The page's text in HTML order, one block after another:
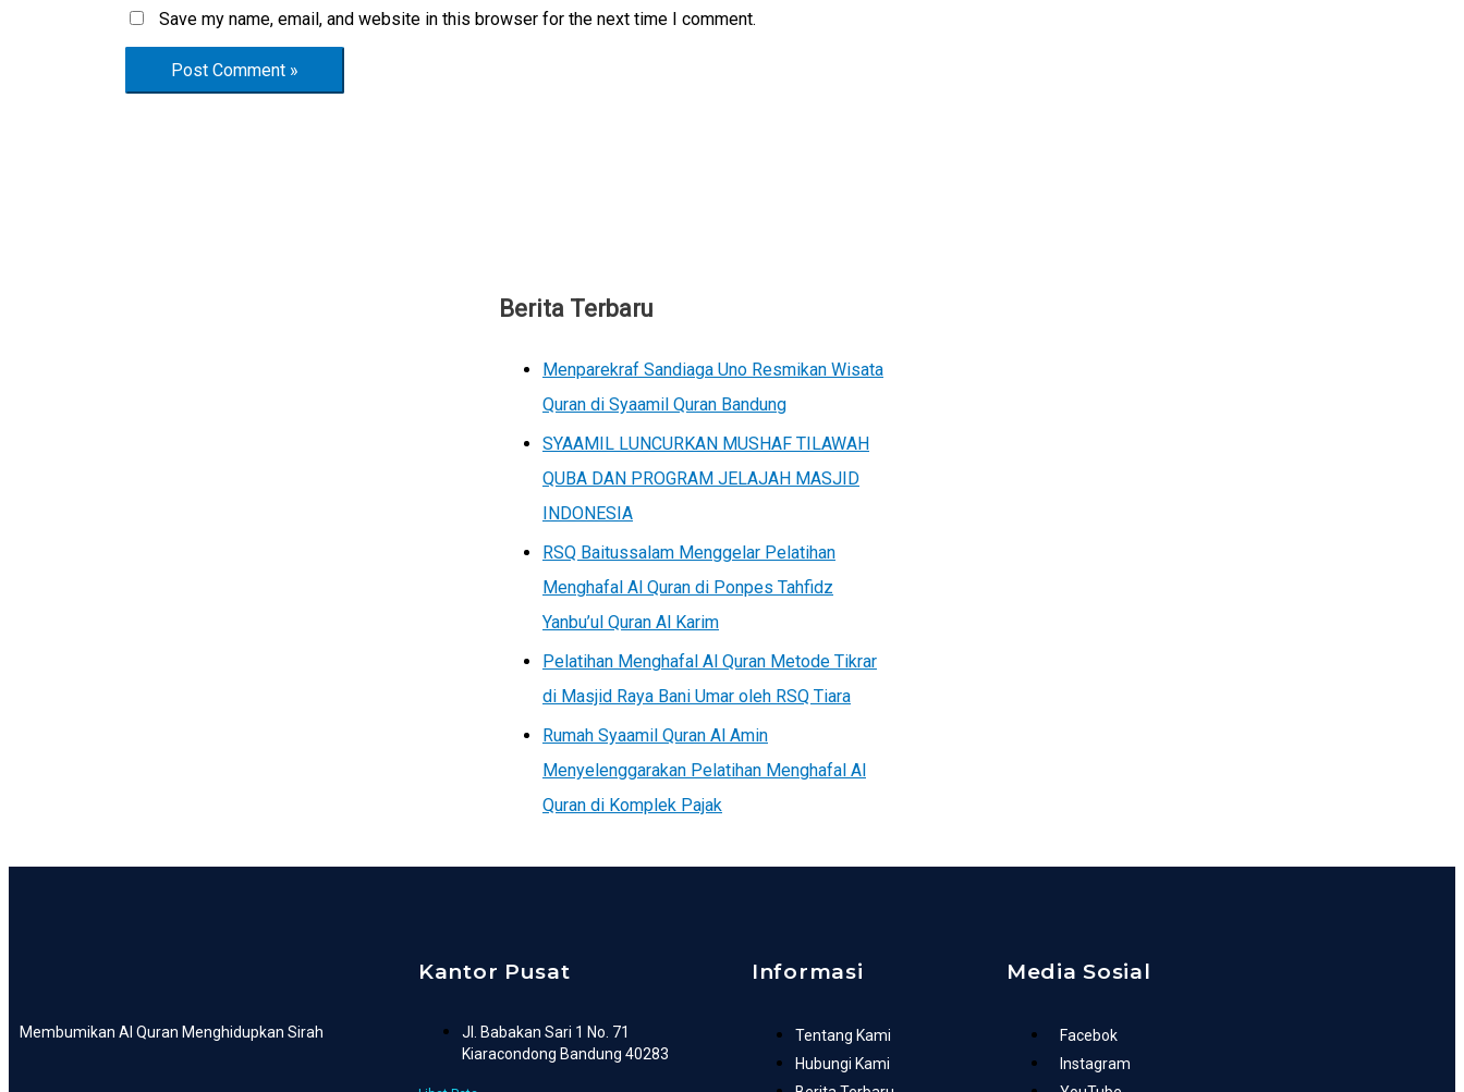
Save my name, email, and website in this browser for the next time I comment.
Berita Terbaru
Menparekraf Sandiaga Uno Resmikan Wisata
Quran di Syaamil Quran Bandung
SYAAMIL LUNCURKAN MUSHAF TILAWAH
QUBA DAN PROGRAM JELAJAH MASJID
INDONESIA
RSQ Baitussalam Menggelar Pelatihan
Menghafal Al Quran di Ponpes Tahfidz
Yanbu’ul Quran Al Karim
Pelatihan Menghafal Al Quran Metode Tikrar
di Masjid Raya Bani Umar oleh RSQ Tiara
Rumah Syaamil Quran Al Amin
Menyelenggarakan Pelatihan Menghafal Al
Quran di Komplek Pajak
Membumikan Al Quran Menghidupkan Sirah
Kantor Pusat
Jl. Babakan Sari 1 No. 71
Kiaracondong Bandung 40283
Informasi
Tentang Kami
Hubungi Kami
Media Sosial
Facebok
Instagram